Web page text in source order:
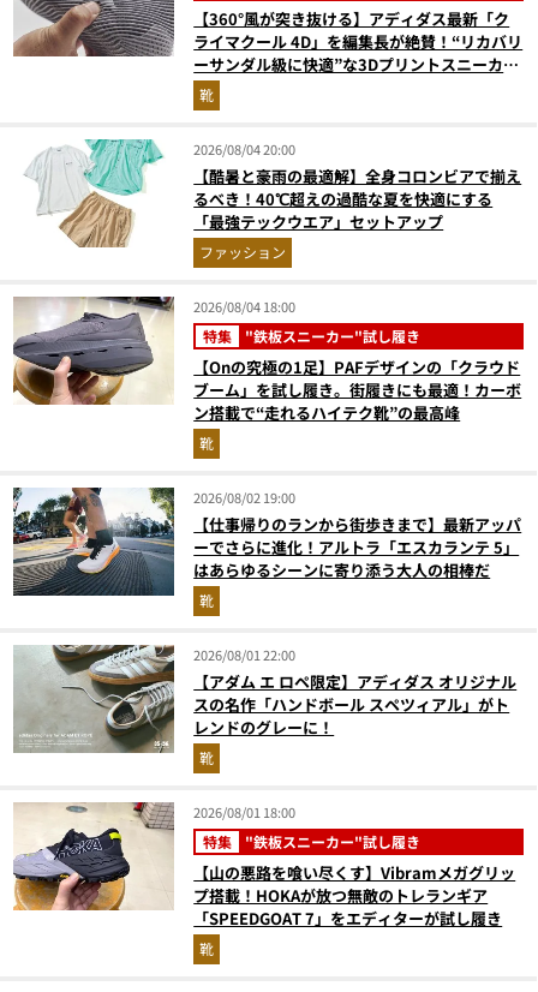
【360°風が突き抜ける】アディダス最新「ク
ライマクール 4D」を編集長が絶賛！“リカバリ
ーサンダル級に快適”な3Dプリントスニーカー
『コレ買いです』Vol.173
靴
2026/08/04 20:00
【酷暑と豪雨の最適解】全身コロンビアで揃え
るべき！40℃超えの過酷な夏を快適にする
「最強テックウエア」セットアップ
ファッション
2026/08/04 18:00
特集 "鉄板スニーカー"試し履き
【Onの究極の1足】PAFデザインの「クラウド
ブーム」を試し履き。街履きにも最適！カーボ
ン搭載で“走れるハイテク靴”の最高峰
靴
2026/08/02 19:00
【仕事帰りのランから街歩きまで】最新アッパ
ーでさらに進化！アルトラ「エスカランテ 5」
はあらゆるシーンに寄り添う大人の相棒だ
靴
2026/08/01 22:00
【アダム エ ロペ限定】アディダス オリジナル
スの名作「ハンドボール スペツィアル」がト
レンドのグレーに！
靴
2026/08/01 18:00
特集 "鉄板スニーカー"試し履き
【山の悪路を喰い尽くす】Vibramメガグリッ
プ搭載！HOKAが放つ無敵のトレランギア
「SPEEDGOAT 7」をエディターが試し履き
靴